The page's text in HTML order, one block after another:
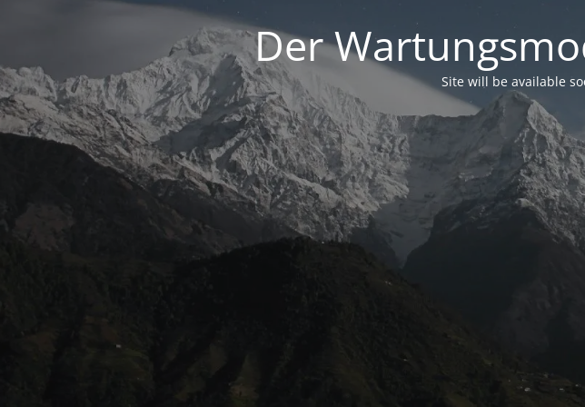
Der
Site will be available